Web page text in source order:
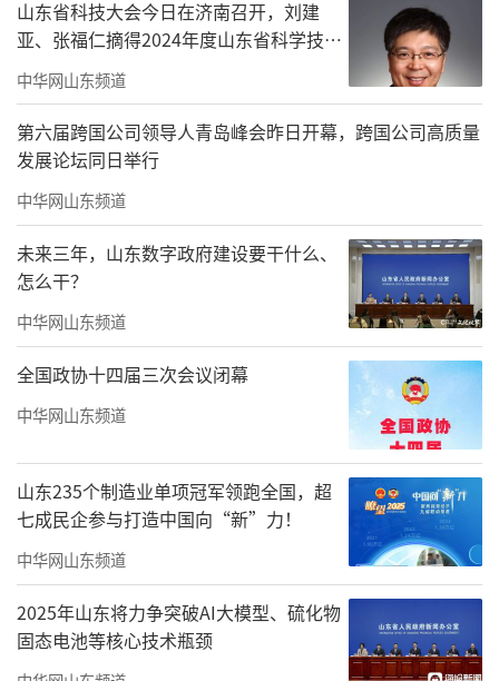
帘，它采用巴西进口的“宇宙金”大理石，底
色神秘深邃，独特的金色脉络璀璨奢华，尽显
非凡格调。
▲巴西进口的“宇宙金”大理石水景墙
约380平方米的主题水景区，精巧融入元宝
潭、鱼跃潭、如意桥、泰山景石及全域雾喷系
统，氤氲水汽间巧妙摹绘泰山云海奇观，营
造“上风上水”的祥瑞福地。
山东省科技大会今日在济南召开，刘建
亚、张福仁摘得2024年度山东省科学技术
奖最高奖！
中华网山东频道
第六届跨国公司领导人青岛峰会昨日开幕，跨国公司高质量
发展论坛同日举行
中华网山东频道
未来三年，山东数字政府建设要干什么、
怎么干？
中华网山东频道
全国政协十四届三次会议闭幕
中华网山东频道
山东235个制造业单项冠军领跑全国，超
七成民企参与打造中国向“新”力！
中华网山东频道
2025年山东将力争突破AI大模型、硫化物
固态电池等核心技术瓶颈